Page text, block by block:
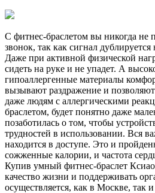
С фитнес-браслетом вы никогда не
звонок, так как сигнал дублируется
Даже при активной физической
сидеть на руке и не упадет. А
гипоаллергенные материалы
вызывают раздражение и
даже людям с аллергическими
браслетом, будет понятно даже
позаботилась о том, чтобы
трудностей в использовании. Вся
находится в доступе. Это и
сожженные калории, и частота
Купив умный фитнес-браслет
качество жизни и поддерживать
осуществляется, как в Москве, так